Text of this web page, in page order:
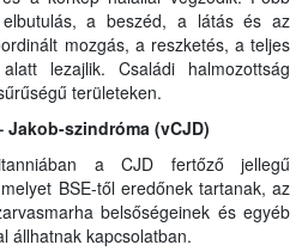
a beszéd, a látás és az
mozgás, a reszketés, a teljes
lezajlik. Családi halmozottság
területeken.
Jakob-szindróma (vCJD)
a CJD fertőző jellegű
BSE-től eredőnek tartanak, az
belsőségeinek és egyéb
állhatnak kapcsolatban.